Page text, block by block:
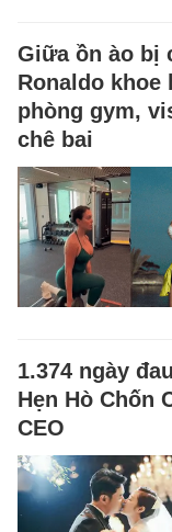
Giữa ồn ào bị
Ronaldo khoe
phòng gym,
chê bai
1.374 ngày
Hẹn Hò Chốn
CEO